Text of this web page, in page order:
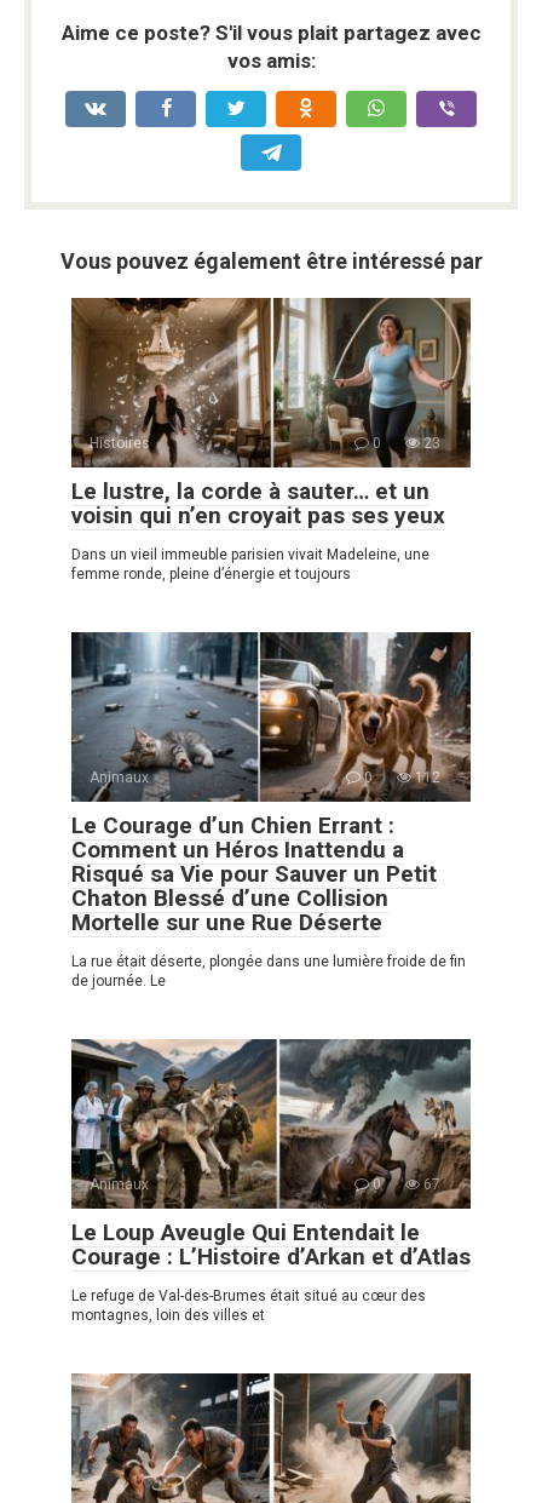
Aime ce poste? S'il vous plait partagez avec
vos amis:
Vous pouvez également être intéressé par
Histoires 0 23
Le lustre, la corde à sauter… et un
voisin qui n’en croyait pas ses yeux
Dans un vieil immeuble parisien vivait Madeleine, une
femme ronde, pleine d’énergie et toujours
Animaux 0 112
Le Courage d’un Chien Errant :
Comment un Héros Inattendu a
Risqué sa Vie pour Sauver un Petit
Chaton Blessé d’une Collision
Mortelle sur une Rue Déserte
La rue était déserte, plongée dans une lumière froide de fin
de journée. Le
Animaux 0 67
Le Loup Aveugle Qui Entendait le
Courage : L’Histoire d’Arkan et d’Atlas
Le refuge de Val-des-Brumes était situé au cœur des
montagnes, loin des villes et